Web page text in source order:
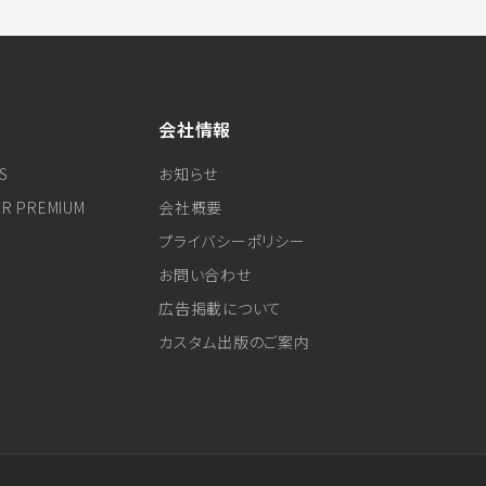
PREMIUM
会社情報
お知らせ
会社概要
プライバシーポリシー
お問い合わせ
広告掲載について
カスタム出版のご案内